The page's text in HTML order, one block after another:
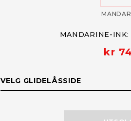
MANDARINE-
kr
VELG GLIDELÅSSIDE
GLIDELÅSSIDE